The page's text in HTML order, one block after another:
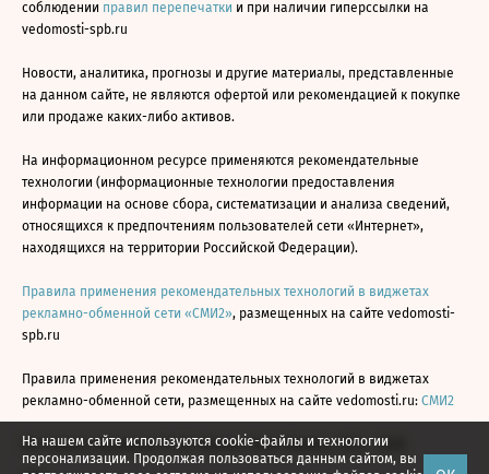
На нашем сайте используются cookie-файлы и технологии
персонализации. Продолжая пользоваться данным сайтом, вы
соблюдении правил перепечатки и при наличии гиперссылки на
vedomosti-spb.ru
Новости, аналитика, прогнозы и другие материалы, представленные
на данном сайте, не являются офертой или рекомендацией к покупке
или продаже каких-либо активов.
На информационном ресурсе применяются рекомендательные
технологии (информационные технологии предоставления
информации на основе сбора, систематизации и анализа сведений,
относящихся к предпочтениям пользователей сети «Интернет»,
находящихся на территории Российской Федерации).
Правила применения рекомендательных технологий в виджетах
рекламно-обменной сети «СМИ2», размещенных на сайте vedomosti-
spb.ru
Правила применения рекомендательных технологий в виджетах
рекламно-обменной сети, размещенных на сайте vedomosti.ru: СМИ2
Все права защищены © АО «Бизнес Ньюс Медиа», 2024 - 2026